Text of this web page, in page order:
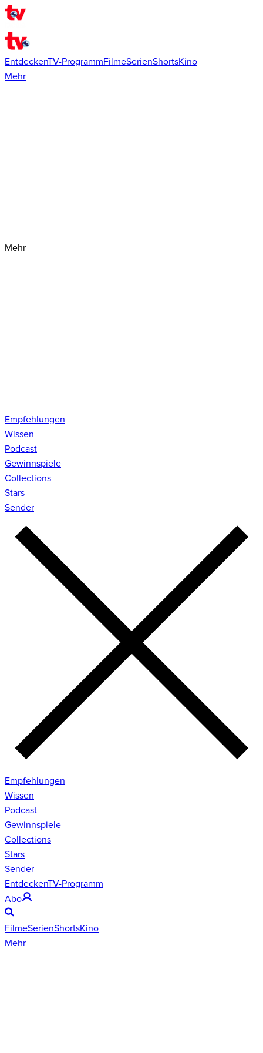
EntdeckenTV-ProgrammFilmeSerienShortsKino
Mehr
Mehr
Empfehlungen
Wissen
Podcast
Gewinnspiele
Collections
Stars
Sender
Empfehlungen
Wissen
Podcast
Gewinnspiele
Collections
Stars
Sender
EntdeckenTV-Programm
Abo
FilmeSerienShortsKino
Mehr